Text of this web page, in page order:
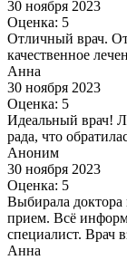
30 ноября 2023
Оценка: 5
Отличный врач.
качественное
Анна
30 ноября 2023
Оценка: 5
Идеальный врач!
рада, что
Аноним
30 ноября 2023
Оценка: 5
Выбирала
прием. Всё
специалист. Врач
Анна